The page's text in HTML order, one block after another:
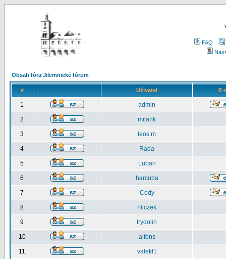
FAQ
Obsah fóra Jilemnické fórum
# Uživatel E-
1 admin
2 milank
3 leos.m
4 Rada
5 Luban
6 harcuba
7 Cody
8 Filczek
9 frydolin
10 alfons
11 valekf1